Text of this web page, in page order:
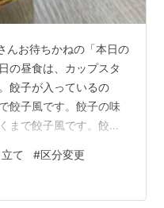
んお待ちかねの「本日の
の昼食は、カップスタ
餃子が入っているの
餃子風です。餃子の味
まで餃子風です。餃子
しいスープです。ご馳
プ麺（1） １，介護度
なる ３，不服申し立て
て #区分変更